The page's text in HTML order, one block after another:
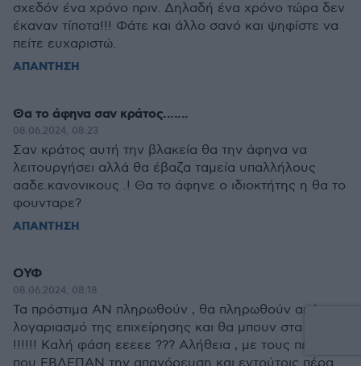
σχεδόν ένα χρόνο πριν. Δηλαδή ένα χρόνο τώρα δεν
έκαναν τίποτα!!! Φάτε και άλλο σανό και ψηφίστε να
πείτε ευχαριστώ.
ΑΠΑΝΤΗΣΗ
Θα το άφηνα σαν κράτος.......
08.06.2024, 08:23
Σαν κράτος αυτή την βλακεία θα την άφηνα να
λειτουργήσει αλλά θα έβαζα ταμεία υπαλλήλους
ααδε.κανονικους .! Θα το άφηνε ο ιδιοκτήτης η θα το
φουνταρε?
ΑΠΑΝΤΗΣΗ
ΟΥΦ
08.06.2024, 08:18
Τα πρόστιμα ΑΝ πληρωθούν , θα πληρωθούν από τον
λογαριασμό της επιχείρησης και θα μπουν στα έξοδα.
!!!!!! Καλή φάση εεεεε ??? Αλήθεια , με τους πελάτες